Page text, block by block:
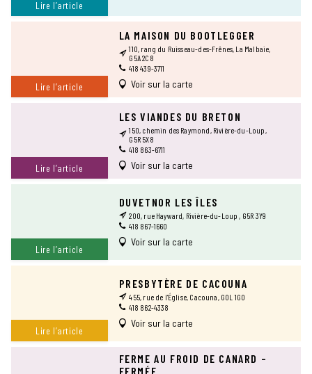
Lire l’article
Lire l’article
LA MAISON DU BOOTLEGGER
110, rang du Ruisseau-des-Frênes, La Malbaie,
G5A 2C8
418 439-3711
Voir sur la carte
Lire l’article
LES VIANDES DU BRETON
150, chemin des Raymond, Rivière-du-Loup,
G5R 5X8
418 863-6711
Voir sur la carte
Lire l’article
DUVETNOR LES ÎLES
200, rue Hayward, Rivière-du-Loup , G5R 3Y9
418 867-1660
Voir sur la carte
Lire l’article
PRESBYTÈRE DE CACOUNA
455, rue de l’Église, Cacouna, G0L 1G0
418 862-4338
Voir sur la carte
FERME AU FROID DE CANARD –
FERMÉE